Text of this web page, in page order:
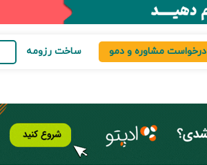
درخواست مشاوره و دمو ساخت رزومه